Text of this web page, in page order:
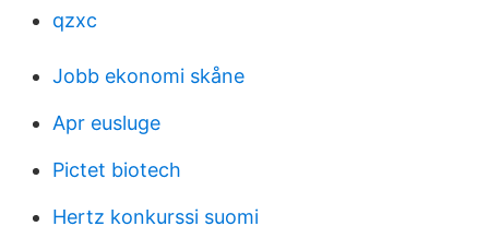
qzxc
Jobb ekonomi skåne
Apr eusluge
Pictet biotech
Hertz konkurssi suomi